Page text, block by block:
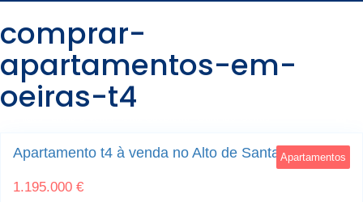
comprar-
apartamentos-em-
oeiras-t4
Apartamentos
Apartamento t4 à venda no Alto de Santa Catarina
1.195.000 €